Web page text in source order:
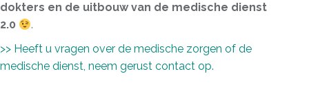
dokters en de uitbouw van de medische dienst
2.0
.
>> Heeft u vragen over de medische zorgen of de
medische dienst, neem gerust contact op.